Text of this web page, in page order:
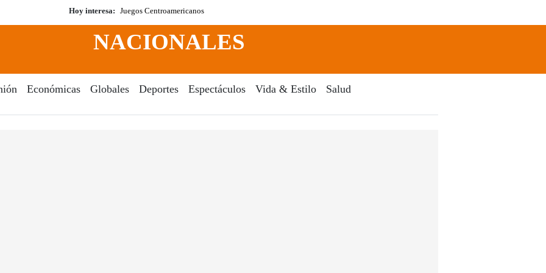
Hoy interesa: Juegos Centroamericanos
Search
NACIONALES
Económicas Globales Deportes Espectáculos Vida & Estilo Salud